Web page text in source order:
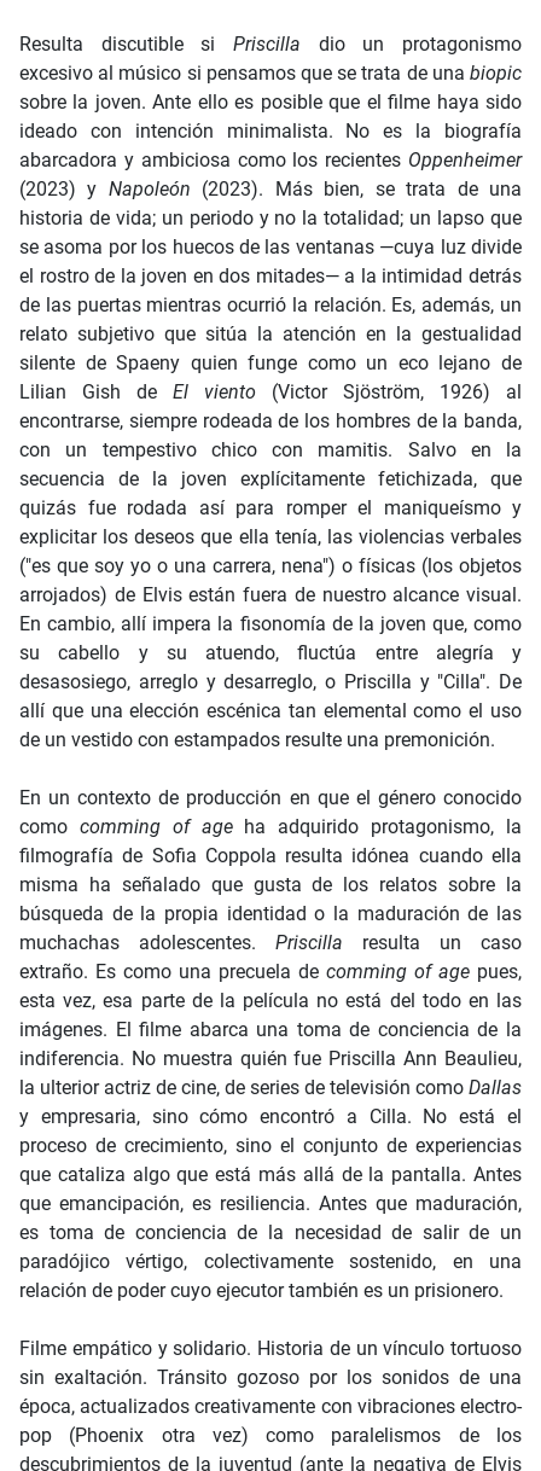
Resulta discutible si Priscilla dio un protagonismo
excesivo al músico si pensamos que se trata de una biopic
sobre la joven. Ante ello es posible que el filme haya sido
ideado con intención minimalista. No es la biografía
abarcadora y ambiciosa como los recientes Oppenheimer
(2023) y Napoleón (2023). Más bien, se trata de una
historia de vida; un periodo y no la totalidad; un lapso que
se asoma por los huecos de las ventanas ―cuya luz divide
el rostro de la joven en dos mitades― a la intimidad detrás
de las puertas mientras ocurrió la relación. Es, además, un
relato subjetivo que sitúa la atención en la gestualidad
silente de Spaeny quien funge como un eco lejano de
Lilian Gish de El viento (Victor Sjöström, 1926) al
encontrarse, siempre rodeada de los hombres de la banda,
con un tempestivo chico con mamitis. Salvo en la
secuencia de la joven explícitamente fetichizada, que
quizás fue rodada así para romper el maniqueísmo y
explicitar los deseos que ella tenía, las violencias verbales
("es que soy yo o una carrera, nena") o físicas (los objetos
arrojados) de Elvis están fuera de nuestro alcance visual.
En cambio, allí impera la fisonomía de la joven que, como
su cabello y su atuendo, fluctúa entre alegría y
desasosiego, arreglo y desarreglo, o Priscilla y "Cilla". De
allí que una elección escénica tan elemental como el uso
de un vestido con estampados resulte una premonición.
En un contexto de producción en que el género conocido
como comming of ageha adquirido protagonismo, la
filmografía de Sofia Coppola resulta idónea cuando ella
misma ha señalado que gusta de los relatos sobre la
búsqueda de la propia identidad o la maduración de las
muchachas adolescentes. Priscilla resulta un caso
extraño. Es como una precuela de comming of age pues,
esta vez, esa parte de la película no está del todo en las
imágenes. El filme abarca una toma de conciencia de la
indiferencia. No muestra quién fue Priscilla Ann Beaulieu,
la ulterior actriz de cine, de series de televisión como Dallas
y empresaria, sino cómo encontró a Cilla. No está el
proceso de crecimiento, sino el conjunto de experiencias
que cataliza algo que está más allá de la pantalla. Antes
que emancipación, es resiliencia. Antes que maduración,
es toma de conciencia de la necesidad de salir de un
paradójico vértigo, colectivamente sostenido, en una
relación de poder cuyo ejecutor también es un prisionero.
Filme empático y solidario. Historia de un vínculo tortuoso
sin exaltación. Tránsito gozoso por los sonidos de una
época, actualizados creativamente con vibraciones electro-
pop (Phoenix otra vez) como paralelismos de los
descubrimientos de la juventud (ante la negativa de Elvis